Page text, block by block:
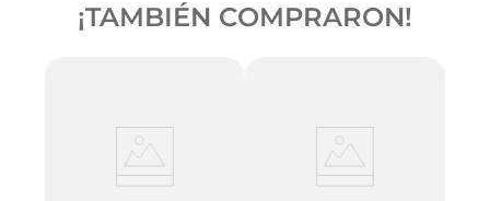
¡TAMBIÉN COMPRARON!